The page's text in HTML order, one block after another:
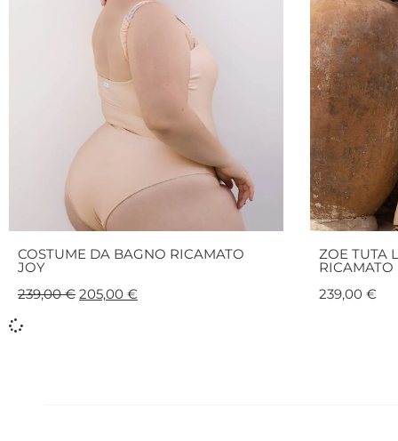
COSTUME DA BAGNO RICAMATO
JOY
239,00€ 205,00 €
ZOE TUTA
RICAMATO
239,00 €